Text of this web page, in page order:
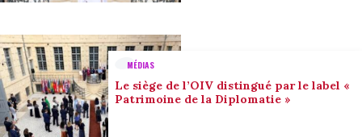
MÉDIAS
Le siège de l’OIV distingué par le label «
Patrimoine de la Diplomatie »